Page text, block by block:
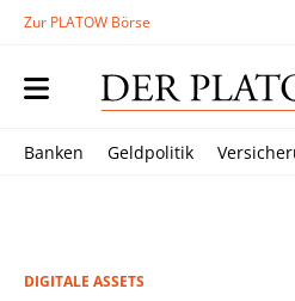
Zur PLATOW Börse
Banken Geldpolitik
DIGITALE ASSETS